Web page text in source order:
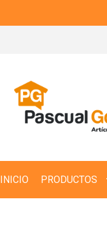
INICIO PRODUCTOS